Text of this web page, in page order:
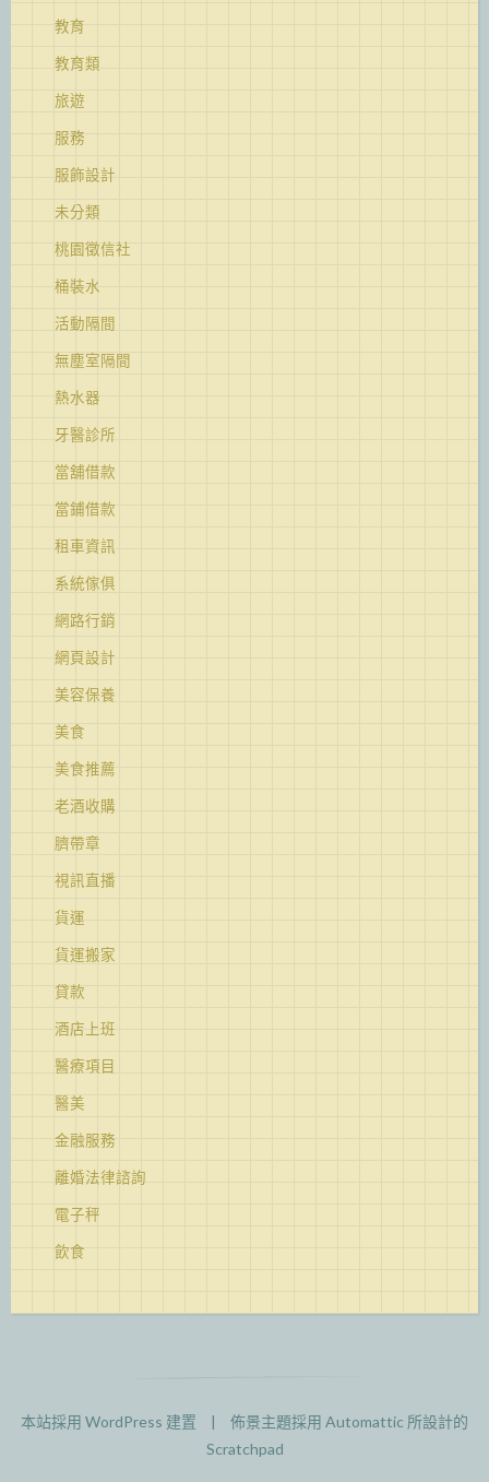
教育
教育類
旅遊
服務
服飾設計
未分類
桃園徵信社
桶裝水
活動隔間
無塵室隔間
熱水器
牙醫診所
當舖借款
當鋪借款
租車資訊
系統傢俱
網路行銷
網頁設計
美容保養
美食
美食推薦
老酒收購
臍帶章
視訊直播
貨運
貨運搬家
貸款
酒店上班
醫療項目
醫美
金融服務
離婚法律諮詢
電子秤
飲食
本站採用 WordPress 建置 | 佈景主題採用 Automattic 所設計的
Scratchpad